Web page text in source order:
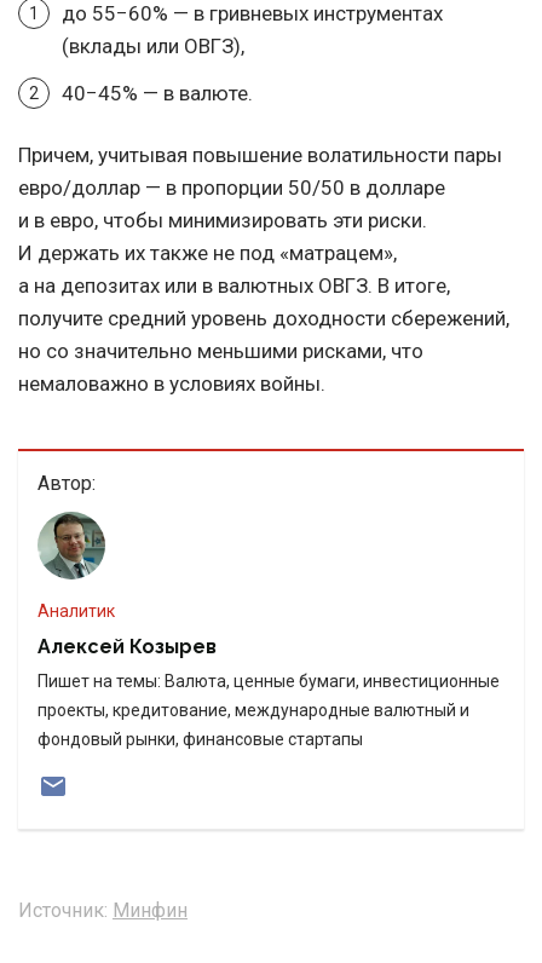
до 55−60% — в гривневых инструментах
(вклады или ОВГЗ),
40−45% — в валюте.
Причем, учитывая повышение волатильности пары
евро/доллар — в пропорции 50/50 в долларе
и в евро, чтобы минимизировать эти риски.
И держать их также не под «матрацем»,
а на депозитах или в валютных ОВГЗ. В итоге,
получите средний уровень доходности сбережений,
но со значительно меньшими рисками, что
немаловажно в условиях войны.
Автор:
Аналитик
Алексей Козырев
Пишет на темы: Валюта, ценные бумаги, инвестиционные
проекты, кредитование, международные валютный и
фондовый рынки, финансовые стартапы
Источник: Минфин